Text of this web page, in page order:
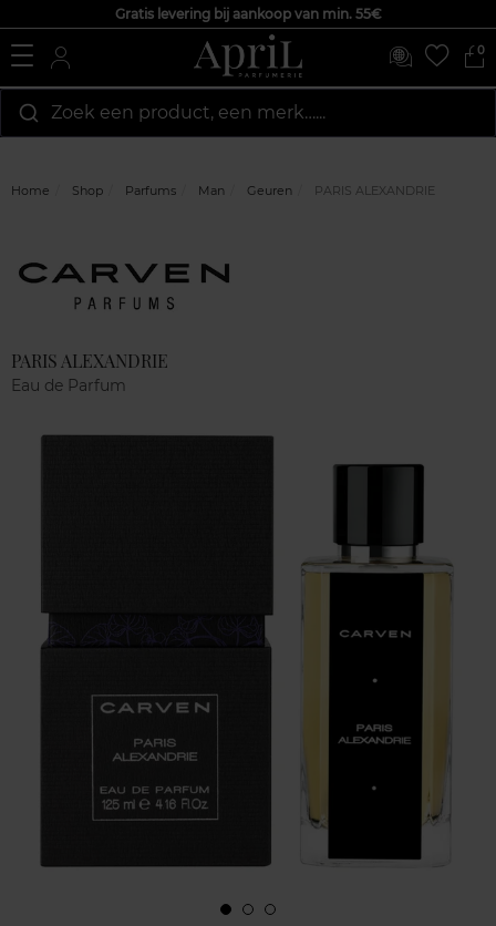
Gratis levering bij aankoop van min. 55€
0
Zoek een product, een merk…...
Home Shop Parfums Man Geuren PARIS ALEXANDRIE
PARIS ALEXANDRIE
Eau de Parfum